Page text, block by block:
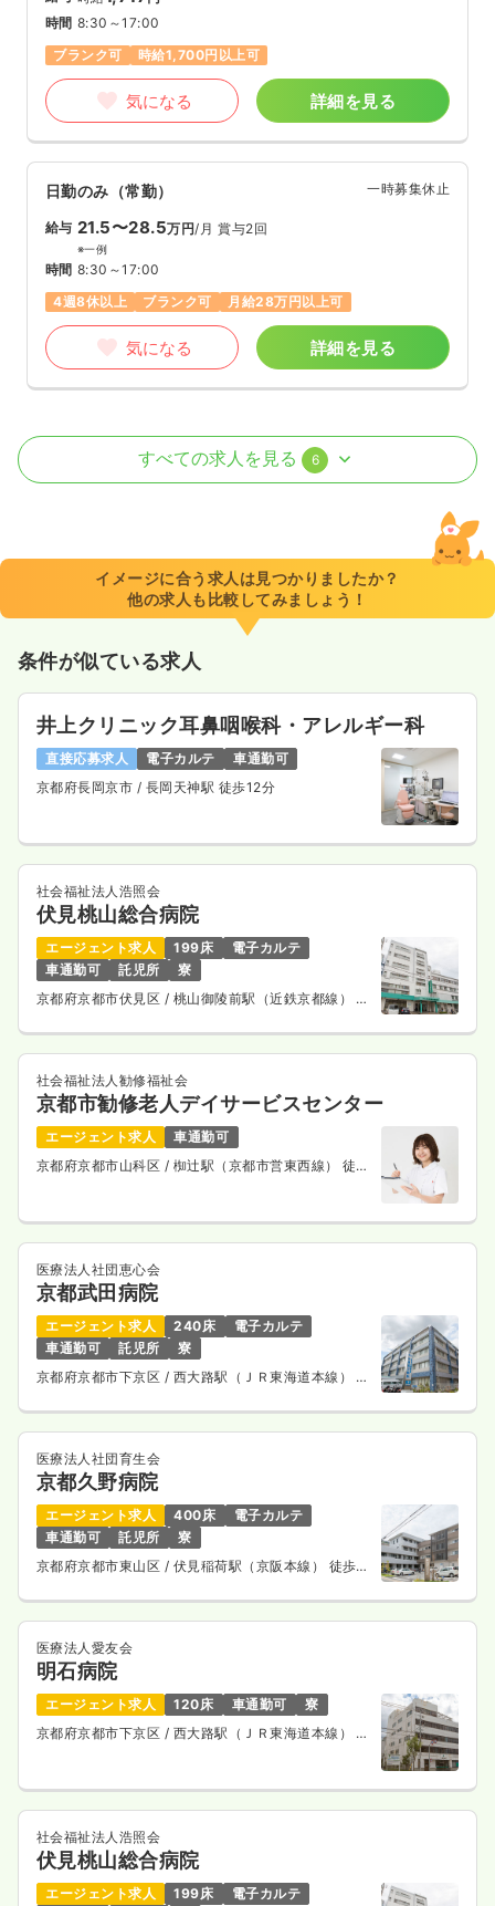
時間 8:30～17:00
ブランク可
時給1,700円以上可
気になる 詳細を見る
日勤のみ（常勤） 一時募集休止
給与 21.5〜28.5万円/月 賞与2回
※一例
時間 8:30～17:00
4週8休以上
ブランク可 月給28万円以上可
気になる 詳細を見る
病棟 正・准看護師
時間 8:30～17:00
4週8休以上
ブランク可
2交代（常勤） 一時募集休止
給与 27.7万円/月 賞与3.6ヶ月
※経験5年の例
4週8休以上
ブランク可 月給33万円以上可
気になる
日勤のみ（パート） 一時募集休止
時間 8:30～17:00
ブランク可
気になる 詳細を見る
一時募集休止
給与 お問い合わせください
時間 16:30～9:00
ブランク可
気になる 詳細を見る
日勤のみ（常勤）
給与 23.3 万円/月 賞与83.9万円
※経験4年の例
気になる
一般病院
日勤のみ（常勤） 一時募集休止
給与 20.5〜30.2万円
※一例
時間 8:30～17:00
（休憩60分）
すべての求人を見る 6
イメージに合う求人は見つかりましたか？
他の求人も比較してみましょう！
条件が似ている求人
井上クリニック耳鼻咽喉科・アレルギー科
直接応募求人 電子カルテ
車通勤可
京都府長岡京市 / 長岡天神駅 徒歩12分
社会福祉法人浩照会
伏見桃山総合病院
エージェント求人 199床
電子カルテ
車通勤可
託児所
寮
京都府京都市伏見区 / 桃山御陵前駅（近鉄京都線） 徒
社会福祉法人勧修福祉会
京都市勧修老人デイサービスセンター
エージェント求人
車通勤可
京都府京都市山科区 / 椥辻駅（京都市営東西線） 徒歩
医療法人社団恵心会
京都武田病院
エージェント求人 240床
電子カルテ
車通勤可
託児所
寮
京都府京都市下京区 / 西大路駅（ＪＲ東海道本線） 徒
医療法人社団育生会
京都久野病院
エージェント求人 400床
電子カルテ
車通勤可
託児所
寮
京都府京都市東山区 / 伏見稲荷駅（京阪本線） 徒歩5
医療法人愛友会
明石病院
エージェント求人 120床 車通勤可
寮
京都府京都市下京区 / 西大路駅（ＪＲ東海道本線） 徒
社会福祉法人浩照会
伏見桃山総合病院
エージェント求人 199床
電子カルテ